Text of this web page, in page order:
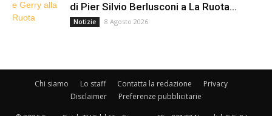
di Pier Silvio Berlusconi a La Ruota...
Notizie 8 Agosto 2026
Chi siamo Lo staff Contatta la redazione
Privacy
Disclaimer
Preferenze pubblicitarie